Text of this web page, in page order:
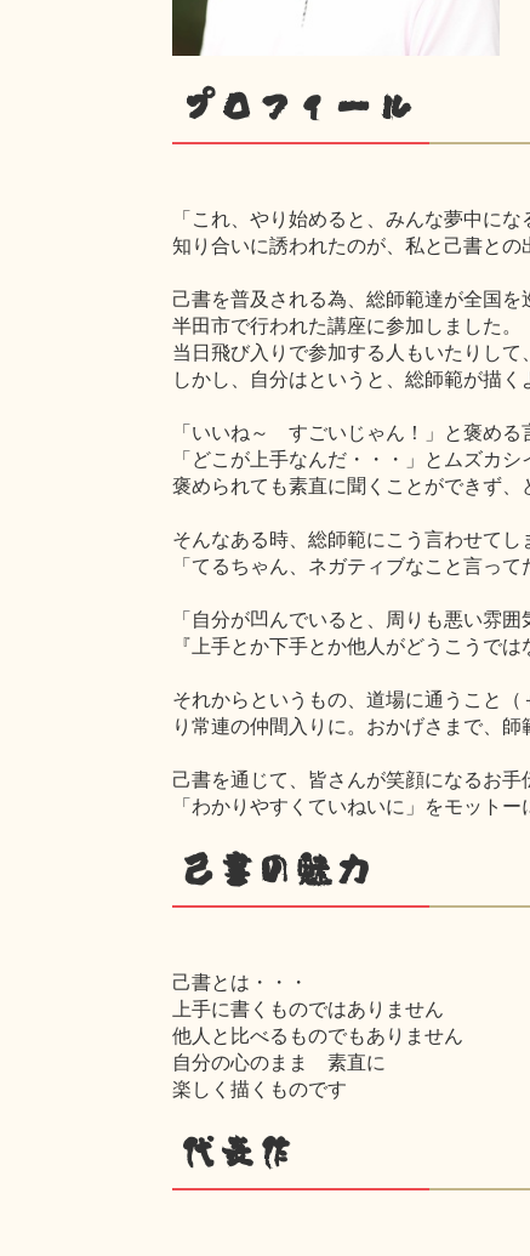
プロフィール
「これ、やり始めると、みんな夢中にな
知り合いに誘われたのが、私と己書との
己書を普及される為、総師範達が全国を
半田市で行われた講座に参加しました。
当日飛び入りで参加する人もいたりして
しかし、自分はというと、総師範が描く
「いいね～ すごいじゃん！」と褒める
「どこが上手なんだ・・・」とムズカシ
褒められても素直に聞くことができず
そんなある時、総師範にこう言わせてし
「てるちゃん、ネガティブなこと言っ
「自分が凹んでいると、周りも悪い雰
『上手とか下手とか他人がどうこうで
それからというもの、道場に通うこと
り常連の仲間入りに。おかげさまで、
己書を通じて、皆さんが笑顔になるお手
「わかりやすくていねいに」をモットー
己書の魅力
己書とは・・・
上手に書くものではありません
他人と比べるものでもありません
自分の心のまま 素直に
楽しく描くものです
代表作